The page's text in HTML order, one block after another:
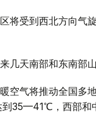
将受到西北方向气
几天南部和东南部
空气将推动全国多
35—41℃，西部和